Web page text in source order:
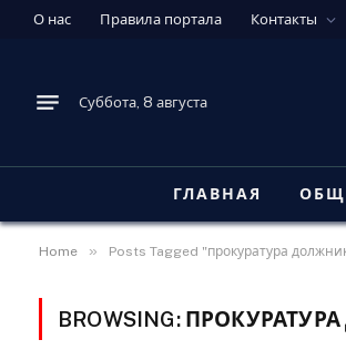
О нас Правила портала Контакты
Суббота, 8 августа
ГЛАВНАЯ
Home » Posts Tagged "прокуратура
BROWSING: